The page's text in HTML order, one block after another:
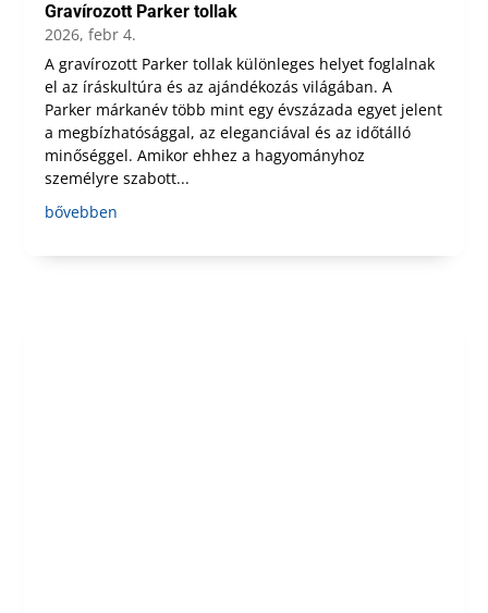
Gravírozott Parker tollak
2026, febr 4.
A gravírozott Parker tollak különleges helyet foglalnak
el az íráskultúra és az ajándékozás világában. A
Parker márkanév több mint egy évszázada egyet jelent
a megbízhatósággal, az eleganciával és az időtálló
minőséggel. Amikor ehhez a hagyományhoz
személyre szabott...
bővebben